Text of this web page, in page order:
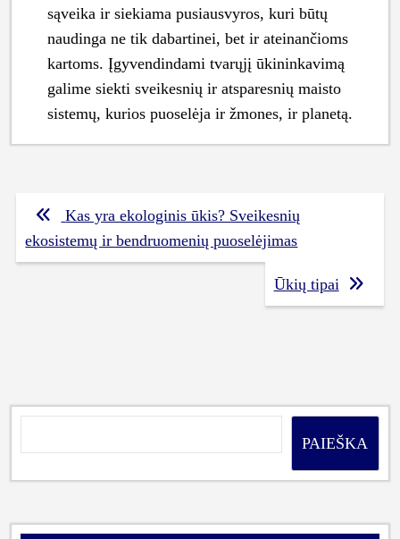
sąveika ir siekiama pusiausvyros, kuri būtų
naudinga ne tik dabartinei, bet ir ateinančioms
kartoms. Įgyvendindami tvarųjį ūkininkavimą
galime siekti sveikesnių ir atsparesnių maisto
sistemų, kurios puoselėja ir žmones, ir planetą.
Navigacija
tarp
įrašų
Kas yra ekologinis ūkis? Sveikesnių
ekosistemų ir bendruomenių puoselėjimas
Ūkių tipai
PAIEŠKA